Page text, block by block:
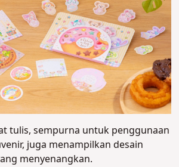
tulis, sempurna untuk penggunaan
juga menampilkan desain
menyenangkan.